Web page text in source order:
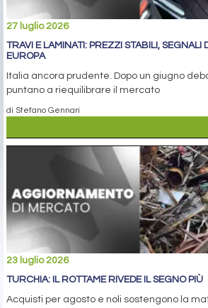
27 luglio 2026
TRAVI E LAMINATI: PREZZI STABILI, SEGNALI
EUROPA
Italia ancora prudente. Dopo un giugno
puntano a riequilibrare il mercato
di Stefano Gennari
23 luglio 2026
TURCHIA: IL ROTTAME RIVEDE IL SEGNO PIÙ
Acquisti per agosto e noli sostengono la